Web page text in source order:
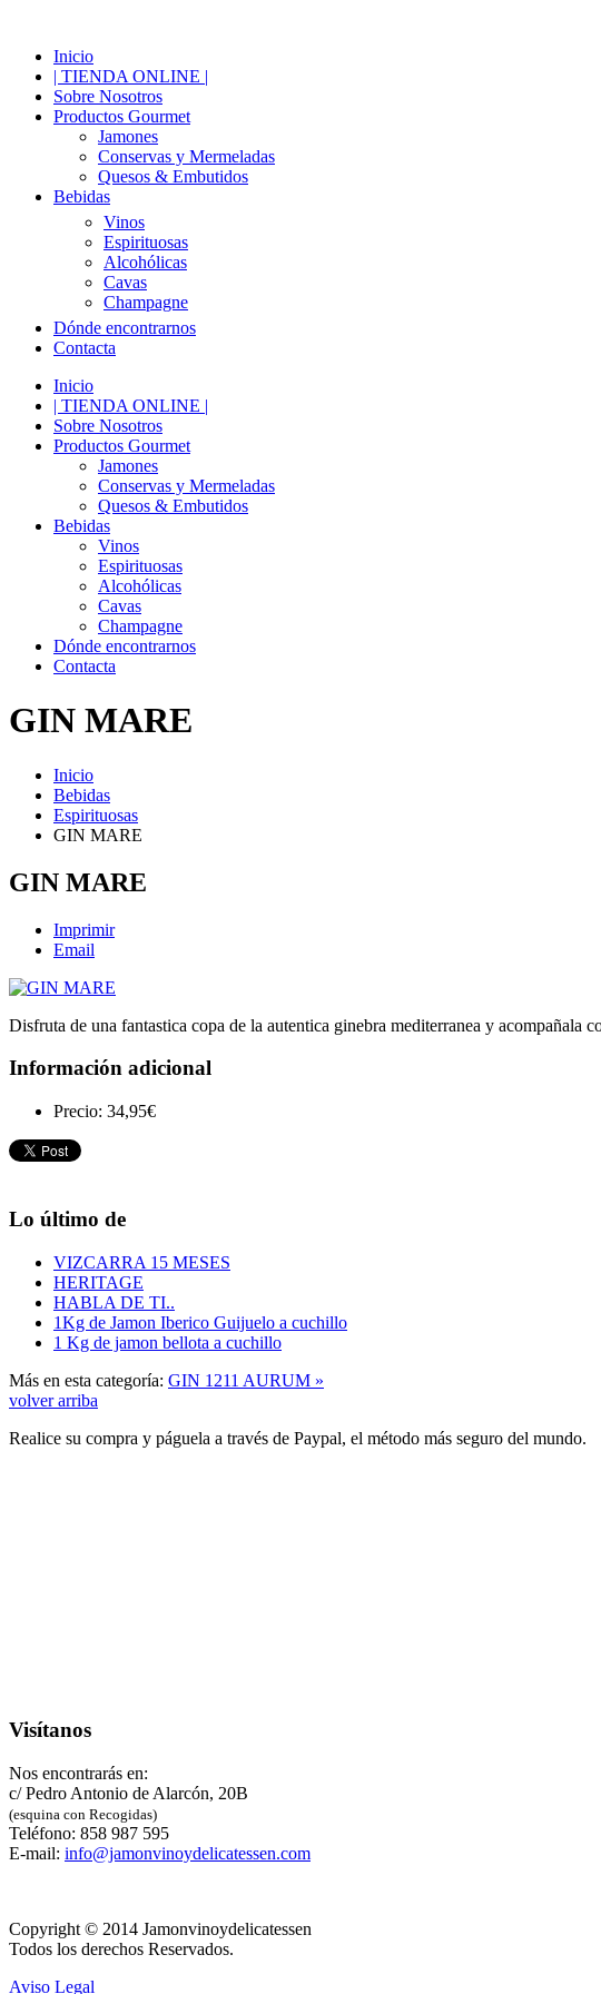
Inicio
| TIENDA ONLINE |
Sobre Nosotros
Productos Gourmet
Jamones
Conservas y Mermeladas
Quesos & Embutidos
Bebidas
Vinos
Espirituosas
Alcohólicas
Cavas
Champagne
Dónde encontrarnos
Contacta
Inicio
| TIENDA ONLINE |
Sobre Nosotros
Productos Gourmet
Jamones
Conservas y Mermeladas
Quesos & Embutidos
Bebidas
Vinos
Espirituosas
Alcohólicas
Cavas
Champagne
Dónde encontrarnos
Contacta
GIN MARE
Inicio
Bebidas
Espirituosas
GIN MARE
GIN MARE
Imprimir
Email
Disfruta de una fantastica copa de la autentica ginebra mediterranea y acompañala
Información adicional
Precio: 34,95€
Lo último de
VIZCARRA 15 MESES
HERITAGE
HABLA DE TI..
1Kg de Jamon Iberico Guijuelo a cuchillo
1 Kg de jamon bellota a cuchillo
Más en esta categoría: GIN 1211 AURUM »
volver arriba
Realice su compra y páguela a través de Paypal, el método más seguro del mundo.
Visítanos
Nos encontrarás en:
c/ Pedro Antonio de Alarcón, 20B
(esquina con Recogidas)
Teléfono: 858 987 595
E-mail: info@jamonvinoydelicatessen.com
Copyright © 2014 Jamonvinoydelicatessen
Todos los derechos Reservados.
Aviso Legal